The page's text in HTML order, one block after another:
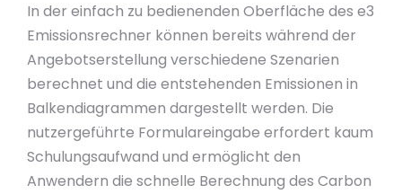
In der einfach zu bedienenden Oberfläche des e3
Emissionsrechner können bereits während der
Angebotserstellung verschiedene Szenarien
berechnet und die entstehenden Emissionen in
Balkendiagrammen dargestellt werden. Die
nutzergeführte Formulareingabe erfordert kaum
Schulungsaufwand und ermöglicht den
Anwendern die schnelle Berechnung des Carbon